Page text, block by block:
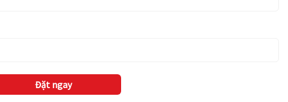
Đặt ngay